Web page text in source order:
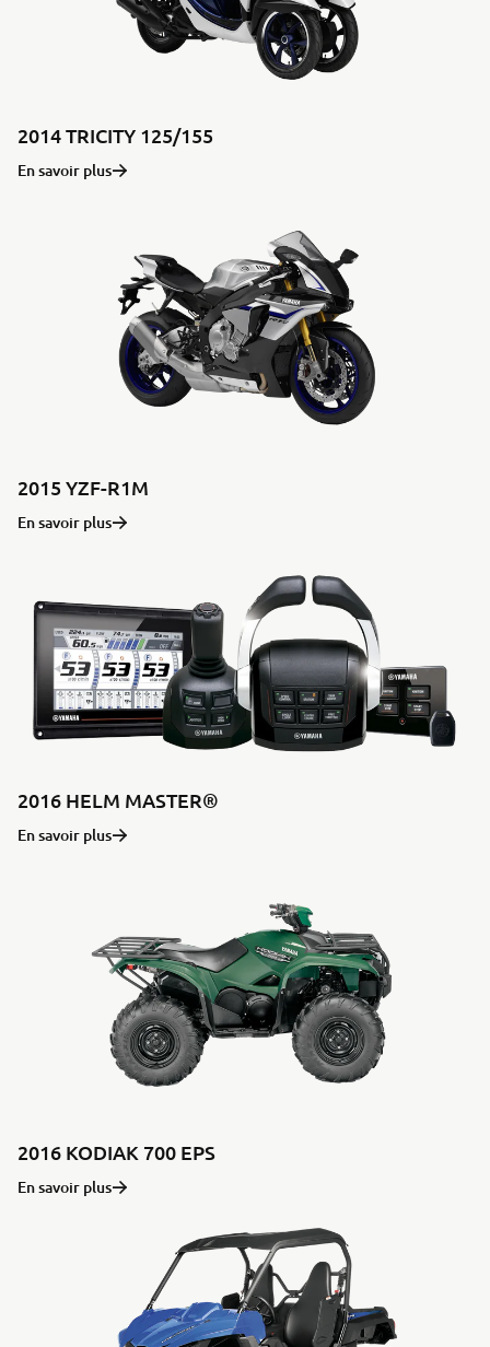
2014 TRICITY 125/155
En savoir plus
2015 YZF-R1M
En savoir plus
2016 HELM MASTER®
En savoir plus
2016 KODIAK 700 EPS
En savoir plus